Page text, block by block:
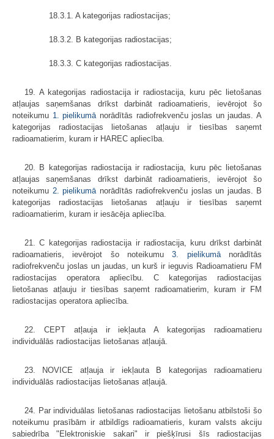
18.3.1. A kategorijas radiostacijas;
18.3.2. B kategorijas radiostacijas;
18.3.3. C kategorijas radiostacijas.
19. A kategorijas radiostacija ir radiostacija, kuru pēc lietošanas
atļaujas saņemšanas drīkst darbināt radioamatieris, ievērojot šo
noteikumu 1. pielikumā norādītās radiofrekvenču joslas un jaudas. A
kategorijas radiostacijas lietošanas atļauju ir tiesības saņemt
radioamatierim, kuram ir HAREC apliecība.
20. B kategorijas radiostacija ir radiostacija, kuru pēc lietošanas
atļaujas saņemšanas drīkst darbināt radioamatieris, ievērojot šo
noteikumu 2. pielikumā norādītās radiofrekvenču joslas un jaudas. B
kategorijas radiostacijas lietošanas atļauju ir tiesības saņemt
radioamatierim, kuram ir iesācēja apliecība.
21. C kategorijas radiostacija ir radiostacija, kuru drīkst darbināt
radioamatieris, ievērojot šo noteikumu3. pielikumānorādītās
radiofrekvenču joslas un jaudas, un kurš ir ieguvis Radioamatieru FM
radiostacijas operatora apliecību. C kategorijas radiostacijas
lietošanas atļauju ir tiesības saņemt radioamatierim, kuram ir FM
radiostacijas operatora apliecība.
22. CEPT atļauja ir iekļauta A kategorijas radioamatieru
individuālās radiostacijas lietošanas atļaujā.
23. NOVICE atļauja ir iekļauta B kategorijas radioamatieru
individuālās radiostacijas lietošanas atļaujā.
24. Par individuālas lietošanas radiostacijas lietošanu atbilstoši šo
noteikumu prasībām ir atbildīgs radioamatieris, kuram valsts akciju
sabiedrība "Elektroniskie sakari" ir piešķīrusi šīs radiostacijas